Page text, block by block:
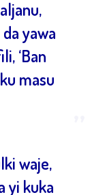
yawa
‘Ban
masu
waje,
yi kuka